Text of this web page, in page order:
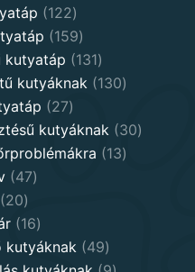
122122
products
159159
products
kutyatáp 131131
products
kutyáknak 130130
2727
products
kutyáknak 3030
1313
4747
2020
products
1616
products
kutyáknak 4949